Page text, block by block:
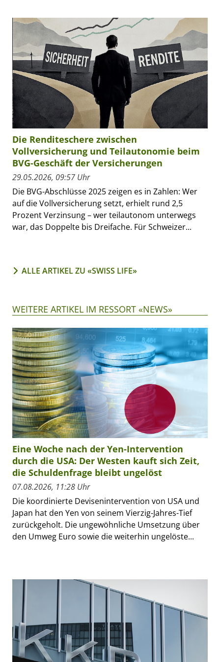
Die Renditeschere zwischen
Vollversicherung und Teilautonomie beim
BVG-Geschäft der Versicherungen
29.05.2026, 09:57 Uhr
Die BVG-Abschlüsse 2025 zeigen es in Zahlen: Wer
auf die Vollversicherung setzt, erhielt rund 2,5
Prozent Verzinsung – wer teilautonom unterwegs
war, das Doppelte bis Dreifache. Für Schweizer...
ALLE ARTIKEL ZU «SWISS LIFE»
WEITERE ARTIKEL IM RESSORT «NEWS»
Eine Woche nach der Yen-Intervention
durch die USA: Der Westen kauft sich Zeit,
die Schuldenfrage bleibt ungelöst
07.08.2026, 11:28 Uhr
Die koordinierte Devisenintervention von USA und
Japan hat den Yen von seinem Vierzig-Jahres-Tief
zurückgeholt. Die ungewöhnliche Umsetzung über
den Umweg Euro sowie die weiterhin ungelöste...